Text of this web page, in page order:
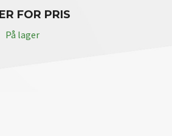
FOR PRIS
På lager